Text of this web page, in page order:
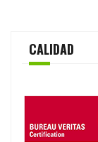
CALIDAD